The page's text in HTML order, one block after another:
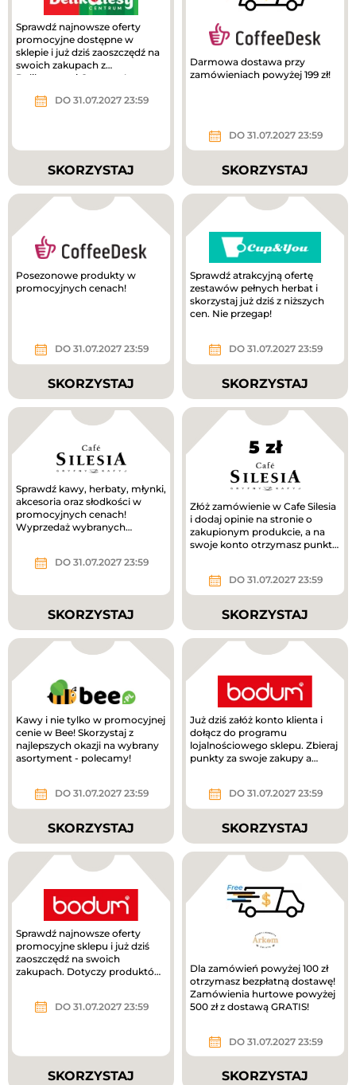
Sprawdź najnowsze oferty
promocyjne dostępne w
sklepie i już dziś zaoszczędź na
swoich zakupach z
Delikatesami Centrum!
DO 31.07.2027 23:59
SKORZYSTAJ
Darmowa dostawa przy
zamówieniach powyżej 199 zł!
DO 31.07.2027 23:59
SKORZYSTAJ
Posezonowe produkty w
promocyjnych cenach!
DO 31.07.2027 23:59
SKORZYSTAJ
Sprawdź atrakcyjną ofertę
zestawów pełnych herbat i
skorzystaj już dziś z niższych
cen. Nie przegap!
DO 31.07.2027 23:59
SKORZYSTAJ
Sprawdź kawy, herbaty, młynki,
akcesoria oraz słodkości w
promocyjnych cenach!
Wyprzedaż wybranych
DO 31.07.2027 23:59
SKORZYSTAJ
5 zł
Złóż zamówienie w Cafe Silesia
i dodaj opinie na stronie o
zakupionym produkcie, a na
swoje konto otrzymasz punkty
DO 31.07.2027 23:59
SKORZYSTAJ
Kawy i nie tylko w promocyjnej
cenie w Bee! Skorzystaj z
najlepszych okazji na wybrany
asortyment - polecamy!
DO 31.07.2027 23:59
SKORZYSTAJ
Już dziś załóż konto klienta i
dołącz do programu
lojalnościowego sklepu. Zbieraj
punkty za swoje zakupy a
DO 31.07.2027 23:59
SKORZYSTAJ
Sprawdź najnowsze oferty
promocyjne sklepu i już dziś
zaoszczędź na swoich
zakupach. Dotyczy produktów
DO 31.07.2027 23:59
SKORZYSTAJ
Dla zamówień powyżej 100 zł
otrzymasz bezpłatną dostawę!
Zamówienia hurtowe powyżej
500 zł z dostawą GRATIS!
DO 31.07.2027 23:59
SKORZYSTAJ